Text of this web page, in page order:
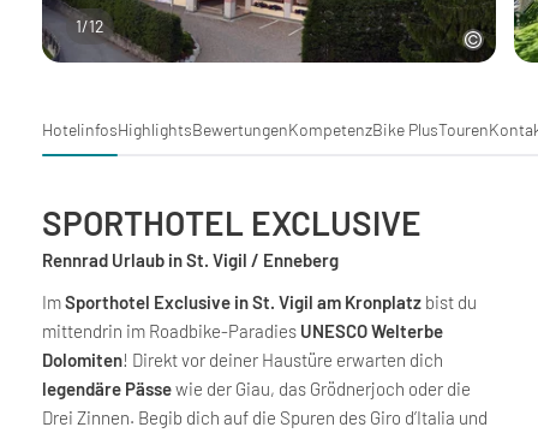
1/12
HotelinfosHighlightsBewertungenKompetenzBike PlusTouren
SPORTHOTEL EXCLUSIVE
Rennrad Urlaub in St. Vigil / Enneberg
ImSporthotel Exclusive in St. Vigil am Kronplatz bist du
mittendrin im Roadbike-Paradies UNESCO Welterbe
Dolomiten! Direkt vor deiner Haustüre erwarten dich
legendäre Pässewie der Giau, das Grödnerjoch oder die
Drei Zinnen. Begib dich auf die Spuren des Giro d’Italia und